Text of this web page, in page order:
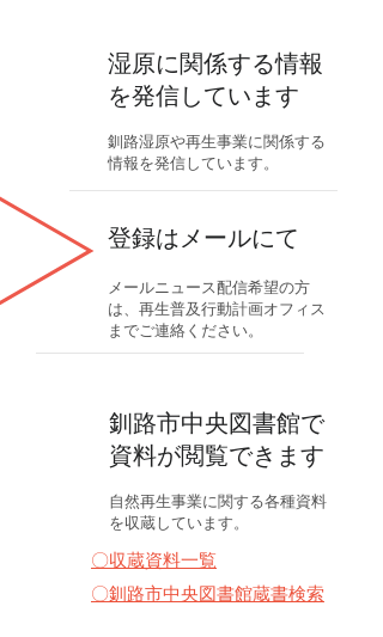
​湿原に関係する​情報
を発信しています
釧路湿原や再生事業に関係する
情報を発信しています。
登録はメールにて
​メールニュース配信希望の方
は、再生普及行動計画オフィス
までご連絡ください。
釧路市中央図書館で
​資料が閲覧できます
自然再生事業に関する各種資料
を収蔵しています。
​〇収蔵資料一覧
​〇釧路市中央図書館蔵書検索